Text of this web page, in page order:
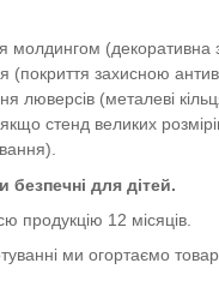
молдингом (декоративна
(покриття захисною
люверсів (металеві
стенд великих
безпечні для дітей.
продукцію 12 місяців.
ми огортаємо